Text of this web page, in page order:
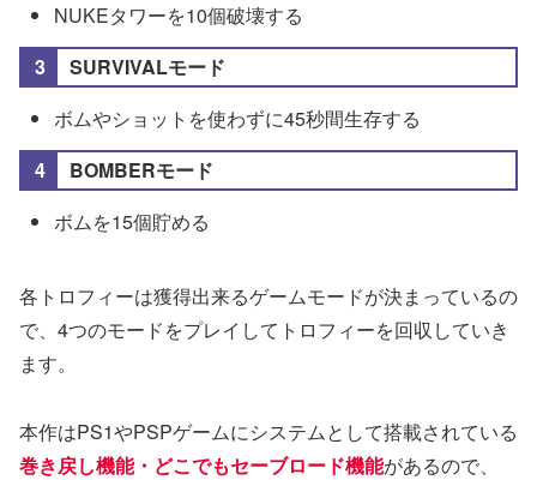
NUKEタワーを10個破壊する
SURVIVALモード
ボムやショットを使わずに45秒間生存する
BOMBERモード
ボムを15個貯める
各トロフィーは獲得出来るゲームモードが決まっているの
で、4つのモードをプレイしてトロフィーを回収していき
ます。
本作はPS1やPSPゲームにシステムとして搭載されている
巻き戻し機能・どこでもセーブロード機能があるので、